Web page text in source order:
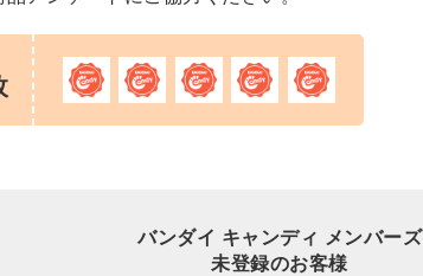
バンダイ キャンディ メンバーズ
未登録のお客様